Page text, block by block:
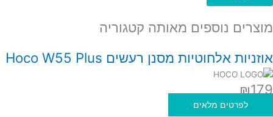
מוצרים נוספים מאותה קטגוריה
אוזניות אלחוטיות מסנן רעשים Hoco W55 Plus
₪179
לפרטים מלאים